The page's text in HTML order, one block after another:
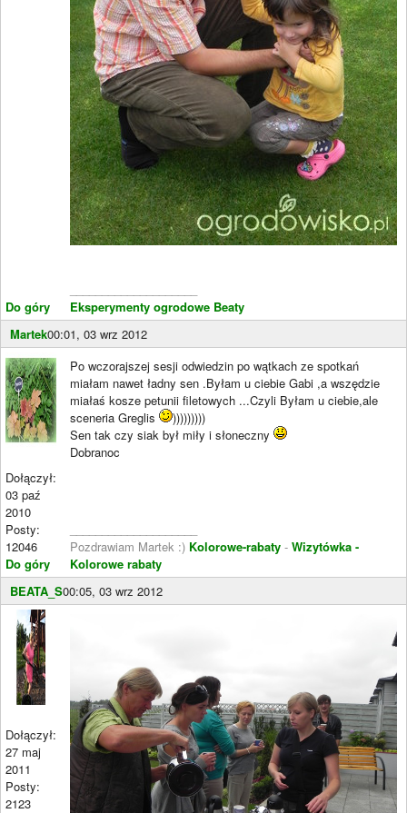
Do góry
Eksperymenty ogrodowe Beaty
Martek00:01, 03 wrz 2012
Dołączył:
03 paź
2010
Posty:
12046
Do góry
Po wczorajszej sesji odwiedzin po wątkach ze spotkań
miałam nawet ładny sen .Byłam u ciebie Gabi ,a wszędzie
miałaś kosze petunii filetowych ...Czyli Byłam u ciebie,ale
sceneria Greglis
)))))))))
Sen tak czy siak był miły i słoneczny
Dobranoc
Pozdrawiam Martek :) Kolorowe-rabaty - Wizytówka -
Kolorowe rabaty
BEATA_S00:05, 03 wrz 2012
Dołączył:
27 maj
2011
Posty:
2123